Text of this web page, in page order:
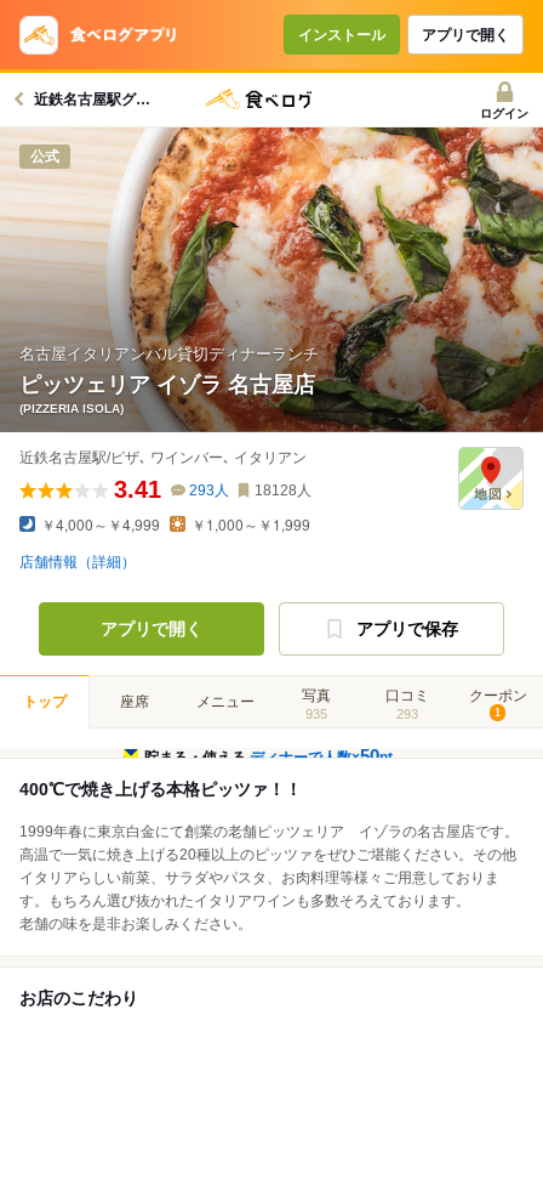
インストール アプリで開く
近鉄名古屋駅グルメへ
ログイン
公式
名古屋イタリアンバル貸切ディナーランチ
ピッツェリア イゾラ 名古屋店
(PIZZERIA ISOLA)
近鉄名古屋駅/ピザ､ ワインバー､ イタリアン
3.41 293人 18128 人
￥4,000～￥4,999 ￥1,000～￥1,999
店舗情報（詳細）
アプリで開く アプリで保存
トップ 座席 メニュー 写真
935
口コミ
293
クーポン
1
貯まる・使えるディナーで人数×50pt
400℃で焼き上げる本格ピッツァ！！
1999年春に東京白金にて創業の老舗ピッツェリア イゾラの名古屋店です。
高温で一気に焼き上げる20種以上のピッツァをぜひご堪能ください。その他
イタリアらしい前菜、サラダやパスタ、お肉料理等様々ご用意しておりま
す。もちろん選び抜かれたイタリアワインも多数そろえております。
老舗の味を是非お楽しみください。
お店のこだわり
コースで使えるクーポン
戻る
クーポンを利用せず予約する